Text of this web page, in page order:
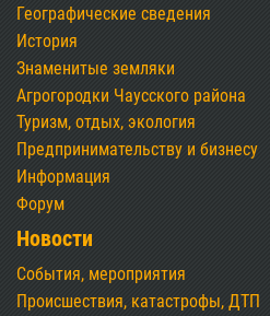
Географические сведения
История
Знаменитые земляки
Агрогородки Чаусского района
Туризм, отдых, экология
Предпринимательству и бизнесу
Информация
Форум
Новости
События, мероприятия
Происшествия, катастрофы, ДТП